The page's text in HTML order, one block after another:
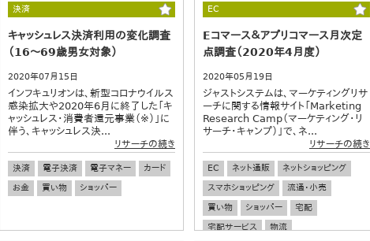
決済
キャッシュレス決済利用の変化調査
（16～69歳男女対象）
2020年07月15日
インフキュリオンは、新型コロナウイルス
感染拡大や2020年6月に終了した「キ
ャッシュレス・消費者還元事業（※）」に
伴う、キャッシュレス決...
リサーチの続き
決済 電子決済 電子マネー
カード
お金
買い物 ショッパー
EC
Eコマース＆アプリコマース月次定
点調査（2020年4月度）
2020年05月19日
ジャストシステムは、マーケティングリサ
ーチに関する情報サイト「Marketing
Research Camp（マーケティング・リ
サーチ・キャンプ）」で、ネ...
リサーチの続き
EC ネット通販
ネットショッピング
スマホショッピング
流通・小売
買い物
ショッパー
宅配
宅配サービス
物流